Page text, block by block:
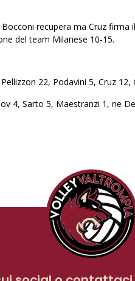
recupera ma Cruz
del team Milanese 10-15.
22, Podavini 5, Cruz
4, Sarto 5, Maestranzi 1, ne